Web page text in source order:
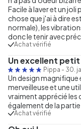
Facile à laver et un
chose que j'ai à dire
normale), les
donc le tenir avec
Achat vérifié
Un excellent
Pippa - 30.
Un design
merveilleuse et une
vraiment apprécié
également de la
Achat vérifié